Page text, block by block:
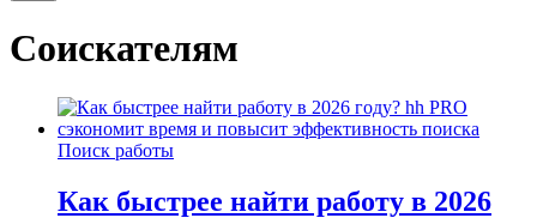
Соискателям
Поиск работы
Как быстрее найти работу в 2026